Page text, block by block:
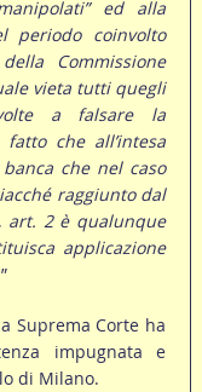
ed alla
periodo coinvolto
Commissione
vieta tutti quegli
a falsare la
che all’intesa
che nel caso
raggiunto dal
art. 2 è qualunque
applicazione
Suprema Corte ha
impugnata e
di Milano.